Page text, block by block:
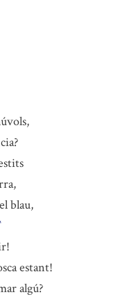
blau,
estant!
algú?